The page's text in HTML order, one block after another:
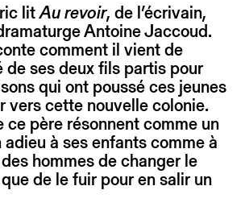
litAu revoir, de l’écrivain,
Antoine Jaccoud.
comment il vient de
de ses deux fils partis pour
qui ont poussé ces jeunes
vers cette nouvelle colonie.
ce père résonnent comme un
à ses enfants comme à
hommes de changer le
de le fuir pour en salir un